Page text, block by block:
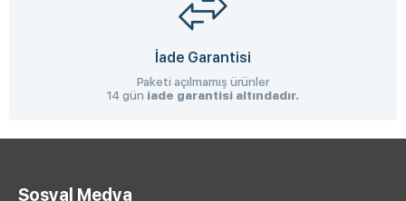
İade Garantisi
Paketi açılmamış ürünler
14 gün iade garantisi altındadır.
Sosyal Medya